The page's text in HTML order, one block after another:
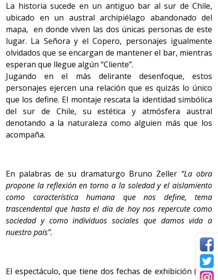
La historia sucede en un antiguo bar al sur de Chile,
ubicado en un austral archipiélago abandonado del
mapa, en donde viven las dos únicas personas de este
lugar. La Señora y el Copero, personajes igualmente
olvidados que se encargan de mantener el bar, mientras
esperan que llegue algún “Cliente”.
Jugando en el más delirante desenfoque, estos
personajes ejercen una relación que es quizás lo único
que los define. El montaje rescata la identidad simbólica
del sur de Chile, su estética y atmósfera austral
denotando a la naturaleza como alguien más que los
acompaña.
En palabras de su dramaturgo Bruno Zeller “La obra
propone la reflexión en torno a la soledad y el aislamiento
como característica humana que nos define, tema
trascendental que hasta el día de hoy nos repercute como
sociedad y como individuos sociales que damos vida a
nuestro país”.
El espectáculo, que tiene dos fechas de exhibición (22 y